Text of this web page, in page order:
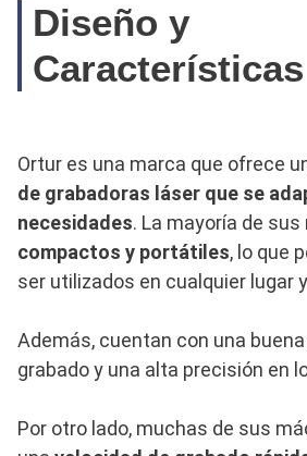
Diseño y
Ortur es una marca que ofrece
de grabadoras láser que se
necesidades. La mayoría de
compactos y portátiles, lo que
ser utilizados en cualquier lugar
Además, cuentan con una
grabado y una alta precisión en
Por otro lado, muchas de sus